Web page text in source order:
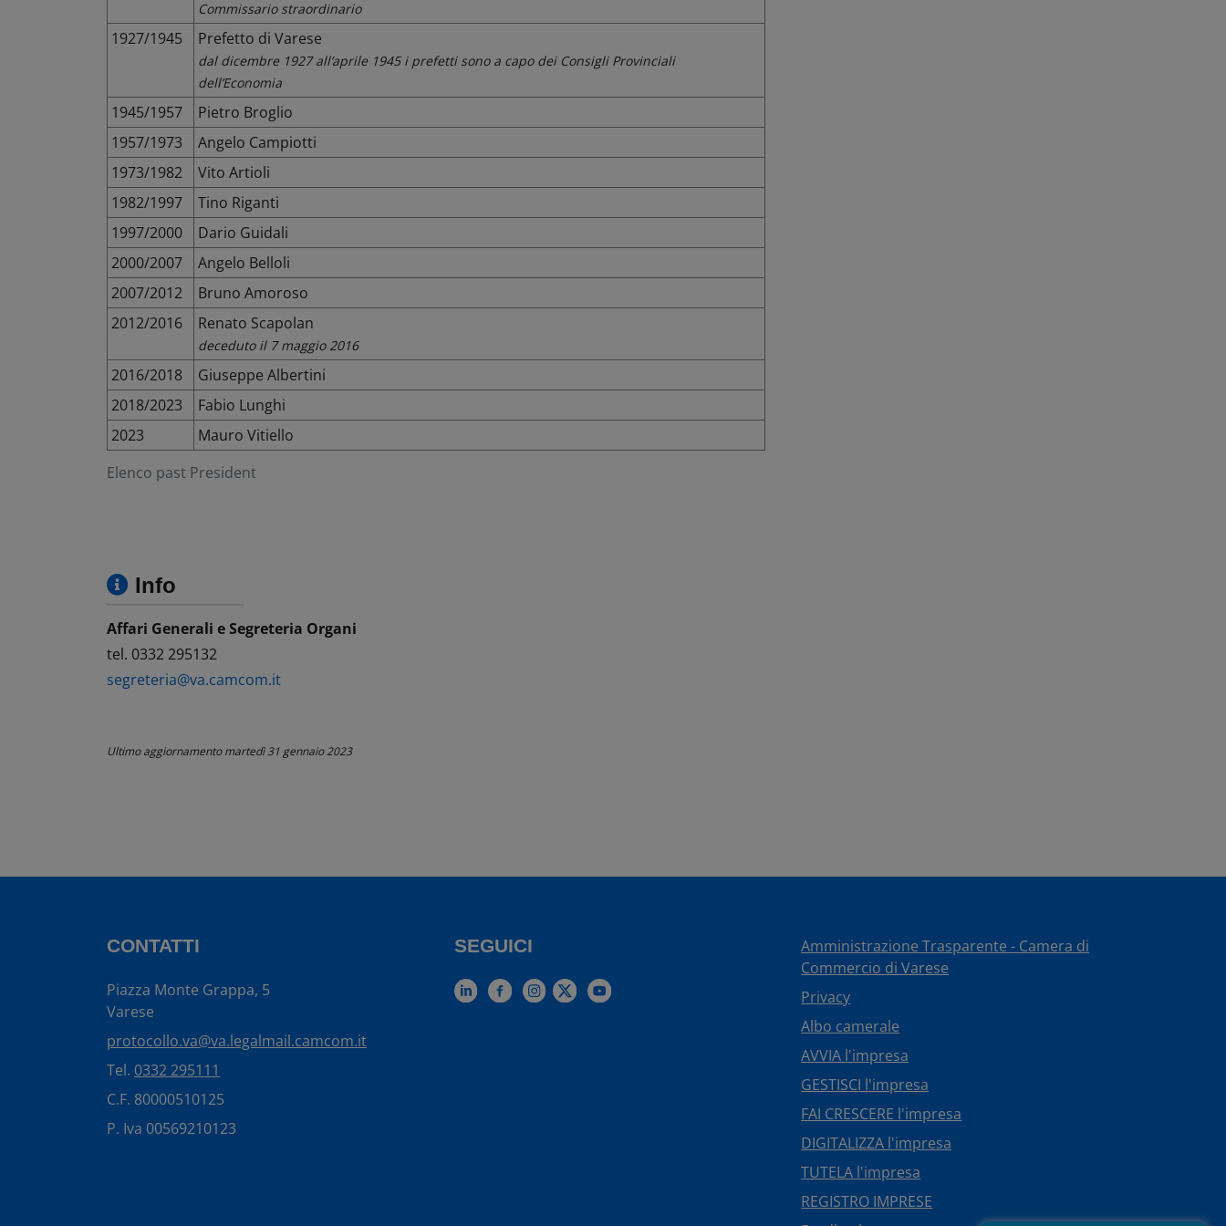
Elenco past President
Commissario straordinario
1927/1945 Prefetto di Varese
dal dicembre 1927 all’aprile 1945 i prefetti sono a capo dei Consigli Provinciali
dell’Economia
1945/1957
Pietro Broglio
1957/1973
Angelo Campiotti
1973/1982
Vito Artioli
1982/1997
Tino Riganti
1997/2000
Dario Guidali
2000/2007
Angelo Belloli
2007/2012
Bruno Amoroso
2012/2016
Renato Scapolan
deceduto il 7 maggio 2016
2016/2018
Giuseppe Albertini
2018/2023
Fabio Lunghi
2023
Mauro Vitiello
Info
Affari Generali e Segreteria Organi
tel. 0332 295132
segreteria@va.camcom.it
Ultimo aggiornamentomartedì 31 gennaio 2023
CONTATTI
Piazza Monte Grappa, 5
Varese
protocollo.va@va.legalmail.camcom.it
Tel. 0332 295111
C.F. 80000510125
P. Iva 00569210123
SEGUICI
Amministrazione Trasparente - Camera di
Commercio di Varese
Privacy
Albo camerale
AVVIA l'impresa
GESTISCI l'impresa
FAI CRESCERE l'impresa
DIGITALIZZA l'impresa
TUTELA l'impresa
REGISTRO IMPRESE